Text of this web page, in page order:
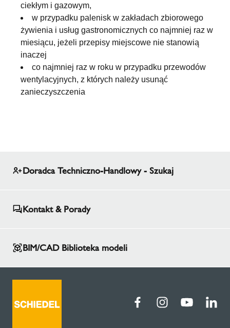
ciekłym i gazowym,
w przypadku palenisk w zakładach zbiorowego
żywienia i usług gastronomicznych co najmniej raz w
miesiącu, jeżeli przepisy miejscowe nie stanowią
inaczej
co najmniej raz w roku w przypadku przewodów
wentylacyjnych, z których należy usunąć
zanieczyszczenia
Doradca Techniczno-Handlowy - Szukaj
Kontakt & Porady
BIM/CAD Biblioteka modeli